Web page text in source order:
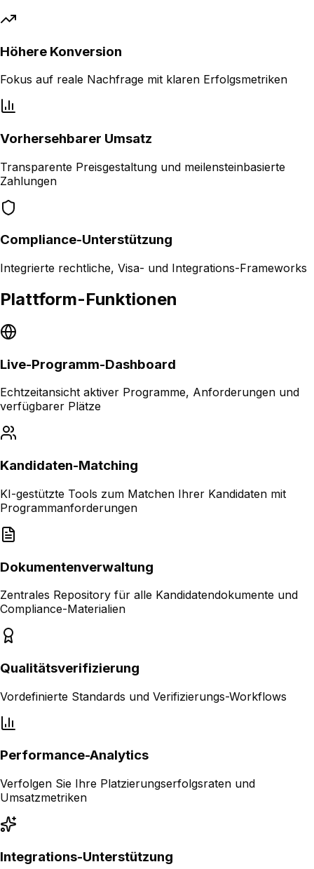
Höhere Konversion
Fokus auf reale Nachfrage mit klaren Erfolgsmetriken
Vorhersehbarer Umsatz
Transparente Preisgestaltung und meilensteinbasierte
Zahlungen
Compliance-Unterstützung
Integrierte rechtliche, Visa- und Integrations-Frameworks
Plattform-Funktionen
Live-Programm-Dashboard
Echtzeitansicht aktiver Programme, Anforderungen und
verfügbarer Plätze
Kandidaten-Matching
KI-gestützte Tools zum Matchen Ihrer Kandidaten mit
Programmanforderungen
Dokumentenverwaltung
Zentrales Repository für alle Kandidatendokumente und
Compliance-Materialien
Qualitätsverifizierung
Vordefinierte Standards und Verifizierungs-Workflows
Performance-Analytics
Verfolgen Sie Ihre Platzierungserfolgsraten und
Umsatzmetriken
Integrations-Unterstützung